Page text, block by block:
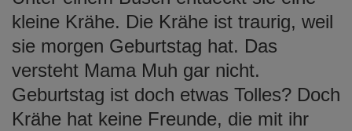
kleine Krähe. Die Krähe ist traurig, weil
sie morgen Geburtstag hat. Das
versteht Mama Muh gar nicht.
Geburtstag ist doch etwas Tolles? Doch
Krähe hat keine Freunde, die mit ihr